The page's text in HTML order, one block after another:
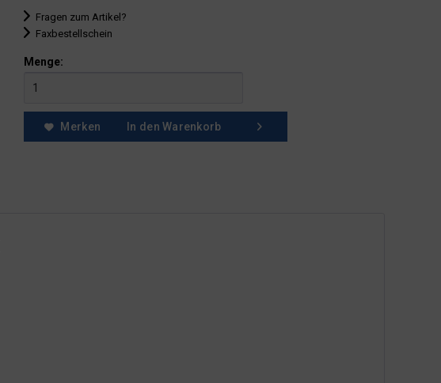
Fragen zum Artikel?
Faxbestellschein
Menge:
Merken In den Warenkorb